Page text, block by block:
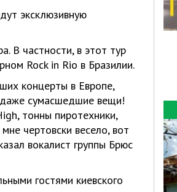
эксклюзивную
В частности, в этот тур
Rock in Rio в Бразилии.
концерты в Европе,
сумасшедшие вещи!
тонны пиротехники,
чертовски весело, вот
вокалист группы Брюс
гостями киевского